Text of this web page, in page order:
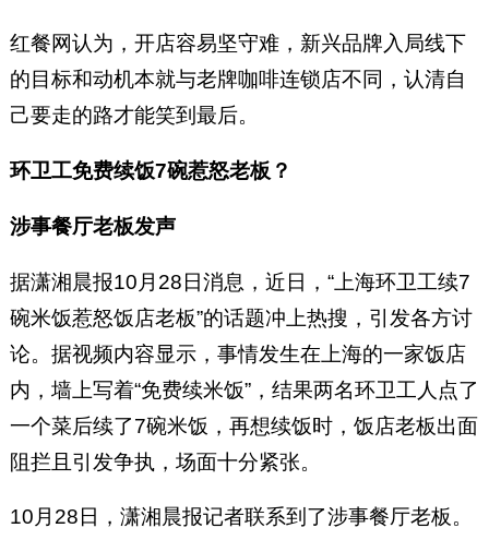
红餐网认为，开店容易坚守难，新兴品牌入局线下
的目标和动机本就与老牌咖啡连锁店不同，认清自
己要走的路才能笑到最后。
环卫工免费续饭7碗惹怒老板？
涉事餐厅老板发声
据潇湘晨报10月28日消息，近日，“上海环卫工续7
碗米饭惹怒饭店老板”的话题冲上热搜，引发各方讨
论。据视频内容显示，事情发生在上海的一家饭店
内，墙上写着“免费续米饭”，结果两名环卫工人点了
一个菜后续了7碗米饭，再想续饭时，饭店老板出面
阻拦且引发争执，场面十分紧张。
10月28日，潇湘晨报记者联系到了涉事餐厅老板。